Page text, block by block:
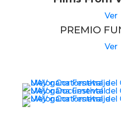
Ver
PREMIO
Ver